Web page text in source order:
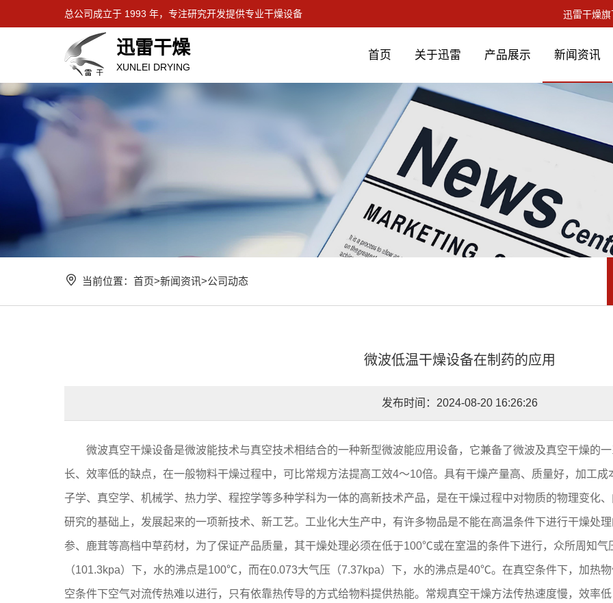
总公司成立于 1993 年，专注研究开发提供专业干燥设备
迅雷干燥
XUNLEI DRYING
首页 关于迅雷 产品展示 新闻资讯
当前位置：首页>新闻资讯>公司动态
微波低温干燥设备在制药的应用
发布时间：2024-08-20 16:26:26
微波真空干燥设备是微波能技术与真空技术相结合的一种新型微波能应用设备，它兼备了微波及真空干燥的
长、效率低的缺点，在一般物料干燥过程中，可比常规方法提高工效4～10倍。具有干燥产量高、质量好，加工
子学、真空学、机械学、热力学、程控学等多种学科为一体的高新技术产品，是在干燥过程中对物质的物理变化
研究的基础上，发展起来的一项新技术、新工艺。工业化大生产中，有许多物品是不能在高温条件下进行干燥处
参、鹿茸等高档中草药材，为了保证产品质量，其干燥处理必须在低于100℃或在室温的条件下进行，众所周知
（101.3kpa）下，水的沸点是100℃，而在0.073大气压（7.37kpa）下，水的沸点是40℃。在真空条件下，加热
空条件下空气对流传热难以进行，只有依靠热传导的方式给物料提供热能。常规真空干燥方法传热速度慢，效率